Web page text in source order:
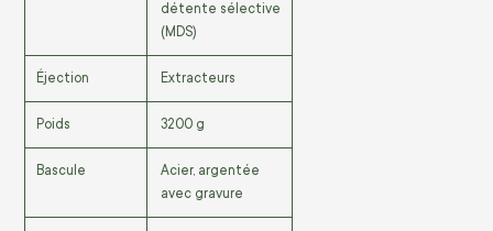
détente sélective
(MDS)
Éjection Extracteurs
Poids 3200 g
Bascule
Acier, argentée
avec gravure